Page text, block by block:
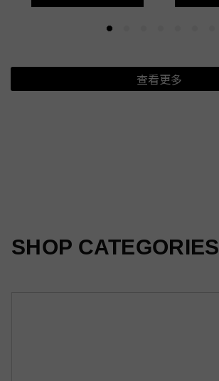
查看更多
SHOP CATEGORIES